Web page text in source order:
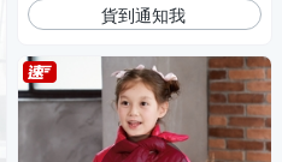
貨到通知我